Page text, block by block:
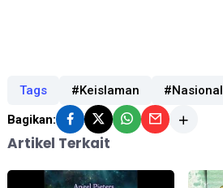
Tags #Keislaman #Nasional
Bagikan:
Artikel Terkait